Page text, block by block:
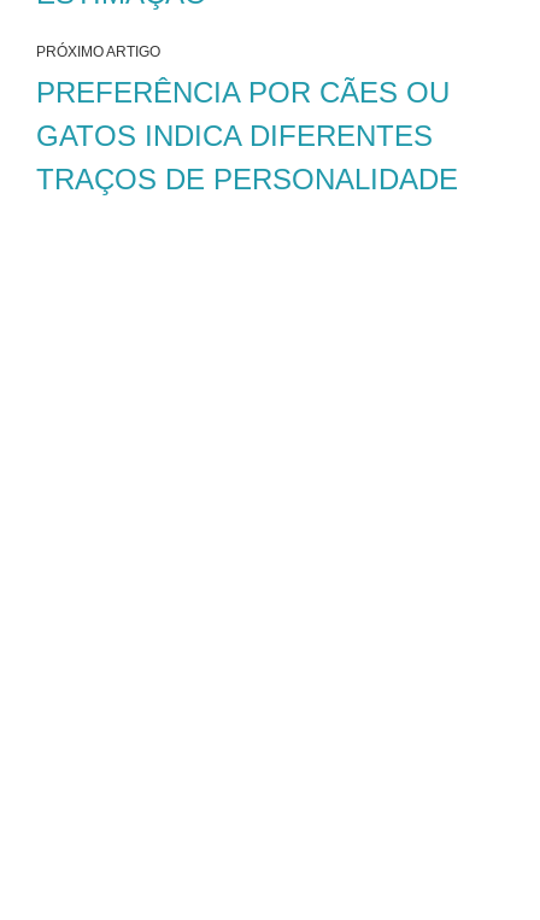
PRÓXIMO ARTIGO
PREFERÊNCIA POR CÃES OU
GATOS INDICA DIFERENTES
TRAÇOS DE PERSONALIDADE